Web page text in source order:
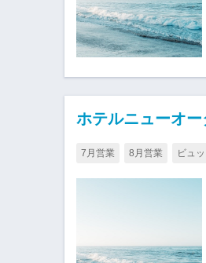
ホテルニューオ
7月営業 8月営業 ビュ